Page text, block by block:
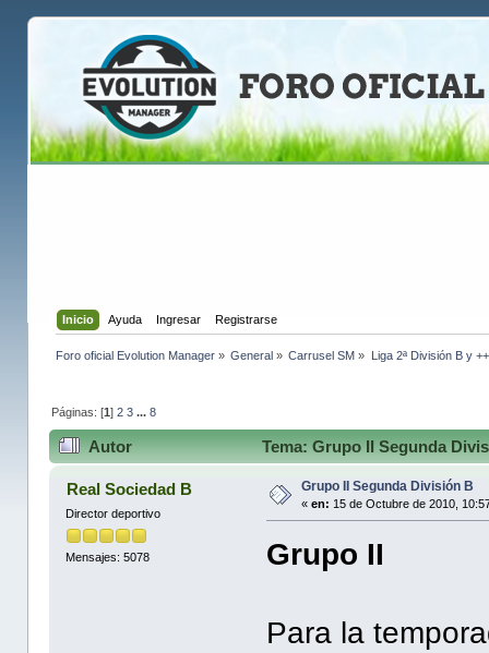
Inicio Ayuda Ingresar Registrarse
Foro oficial Evolution Manager» General » Carrusel SM » Liga 2ª División B y
Páginas: [1] 2 3 ... 8
Autor Tema: Grupo II Segunda
Real Sociedad B
Director deportivo
Mensajes: 5078
Grupo II Segunda División B
«en: 15 de Octubre de 2010,
Grupo II
Para la